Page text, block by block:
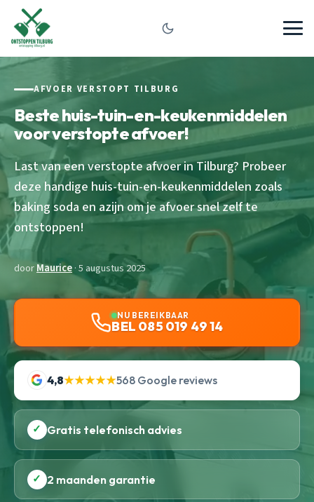
AFVOER VERSTOPT TILBURG
Beste huis-tuin-en-keukenmiddelen
voor verstopte afvoer!
Last van een verstopte afvoer in Tilburg? Probeer
deze handige huis-tuin-en-keukenmiddelen zoals
baking soda en azijn om je afvoer snel zelf te
ontstoppen!
doorMaurice· 5 augustus 2025
NU BEREIKBAAR
BEL 085 019 49 14
4,8★★★★★568 Google reviews
✓ Gratis telefonisch advies
✓ 2 maanden garantie